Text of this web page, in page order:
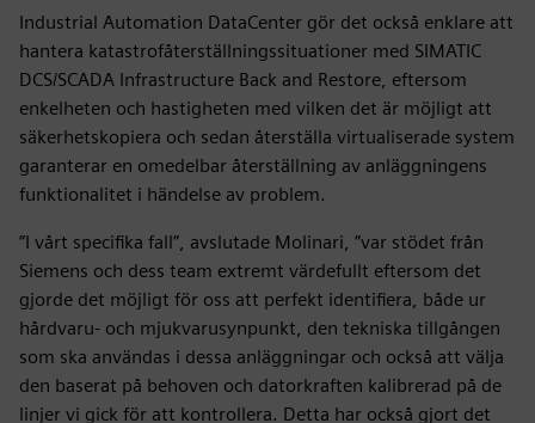
Industrial Automation DataCenter gör det också enklare att
hantera katastrofåterställningssituationer med SIMATIC
DCS/SCADA Infrastructure Back and Restore, eftersom
enkelheten och hastigheten med vilken det är möjligt att
säkerhetskopiera och sedan återställa virtualiserade system
garanterar en omedelbar återställning av anläggningens
funktionalitet i händelse av problem.
”I vårt specifika fall”, avslutade Molinari, ”var stödet från
Siemens och dess team extremt värdefullt eftersom det
gjorde det möjligt för oss att perfekt identifiera, både ur
hårdvaru- och mjukvarusynpunkt, den tekniska tillgången
som ska användas i dessa anläggningar och också att välja
den baserat på behoven och datorkraften kalibrerad på de
linjer vi gick för att kontrollera. Detta har också gjort det